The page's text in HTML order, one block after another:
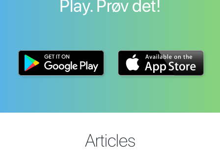
Play. Prøv det!
Articles